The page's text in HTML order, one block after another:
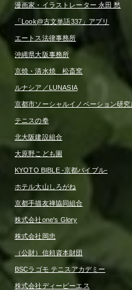
漫画家・イラストレーター 永田 愁
「Look@古文単語337」アプリ
エートス法律事務所
沖縄県大阪事務所
京焼・清水焼 松斎窯
ルナシア／LUNASIA
京都市ソーシャルイノベーション研究
テニスの拳
北大阪建設組合
大原野こども園
KYOTO BIBLE -京都バイブル-
ホテル大山しろがね
京都手描友禅協同組合
株式会社one's Glory
株式会社岡忠
（公財）信頼資本財団
BSCラゴモ テニスアカデミー
株式会社ディーピーエス